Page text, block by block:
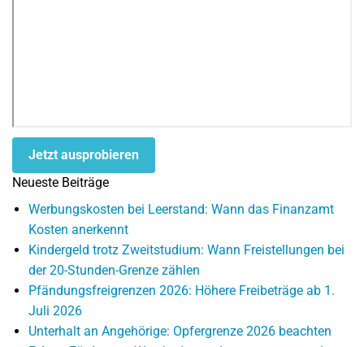
Jetzt ausprobieren
Neueste Beiträge
Werbungskosten bei Leerstand: Wann das Finanzamt
Kosten anerkennt
Kindergeld trotz Zweitstudium: Wann Freistellungen bei
der 20-Stunden-Grenze zählen
Pfändungsfreigrenzen 2026: Höhere Freibeträge ab 1.
Juli 2026
Unterhalt an Angehörige: Opfergrenze 2026 beachten